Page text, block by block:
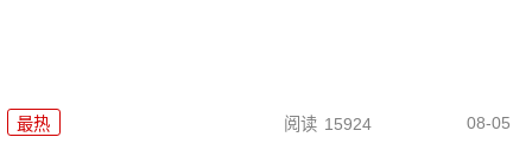
最热 阅读 15924 08-05